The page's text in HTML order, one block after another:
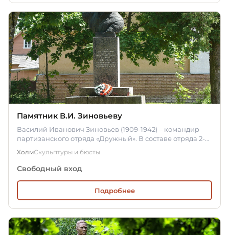
Памятник В.И. Зиновьеву
Василий Иванович Зиновьев (1909-1942) – командир
партизанского отряда «Дружный». В составе отряда 2-й
ХолмСкульптуры и бюсты
Свободный вход
Подробнее